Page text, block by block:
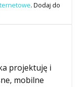
. Dodaj do
projektuję i
mobilne